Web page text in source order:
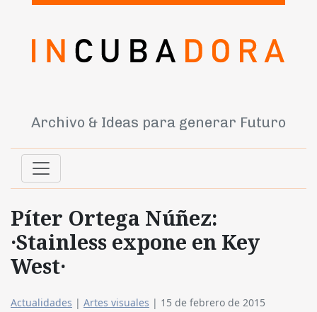
Archivo & Ideas para generar Futuro
Píter Ortega Núñez:
·Stainless expone en Key
West·
Actualidades | Artes visuales | 15 de febrero de 2015